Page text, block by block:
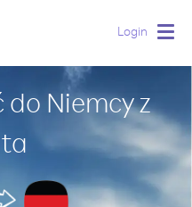
Login
Niemcy z